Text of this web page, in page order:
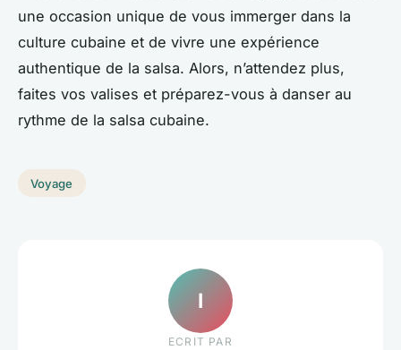
une occasion unique de vous immerger dans la
culture cubaine et de vivre une expérience
authentique de la salsa. Alors, n’attendez plus,
faites vos valises et préparez-vous à danser au
rythme de la salsa cubaine.
Voyage
I
ECRIT PAR